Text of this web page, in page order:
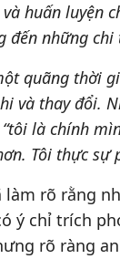
huấn luyện
đến những chi
quãng thời
và thay đổi.
là chính
Tôi thực sự
làm rõ rằng
ý chỉ trích
rõ ràng